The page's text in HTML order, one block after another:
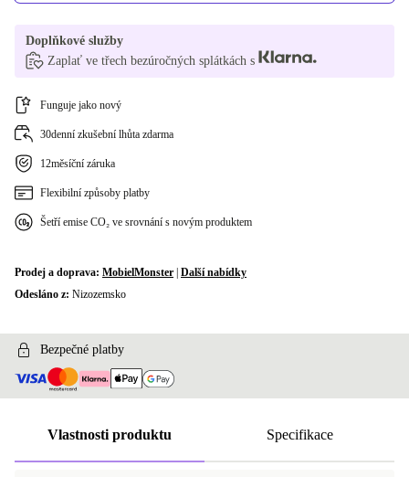
Doplňkové služby
Zaplať ve třech bezúročných splátkách s
Funguje jako nový
30denní zkušební lhůta zdarma
12měsíční záruka
Flexibilní způsoby platby
Šetří emise CO₂ ve srovnání s novým produktem
Prodej a doprava: MobielMonster Další nabídky
Odesláno z: Nizozemsko
Bezpečné platby
Vlastnosti produktu Specifikace